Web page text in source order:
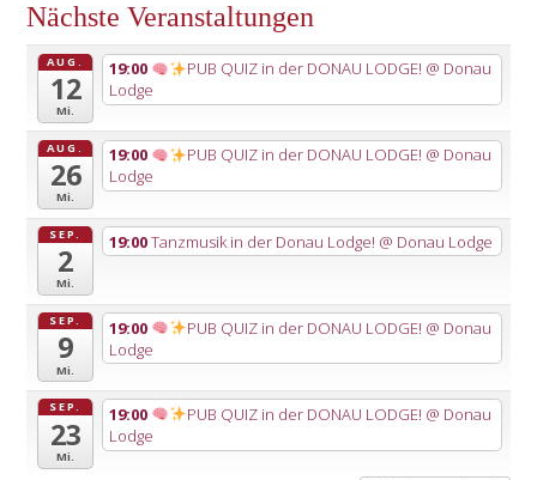
Nächste Veranstaltungen
AUG.
12
Mi.
19:00 PUB QUIZ in der DONAU LODGE! @ Donau
Lodge
AUG.
26
Mi.
19:00 PUB QUIZ in der DONAU LODGE! @ Donau
Lodge
SEP.
2
Mi.
19:00Tanzmusik in der Donau Lodge! @ Donau Lodge
SEP.
9
Mi.
19:00 PUB QUIZ in der DONAU LODGE! @ Donau
Lodge
SEP.
23
Mi.
19:00 PUB QUIZ in der DONAU LODGE! @ Donau
Lodge